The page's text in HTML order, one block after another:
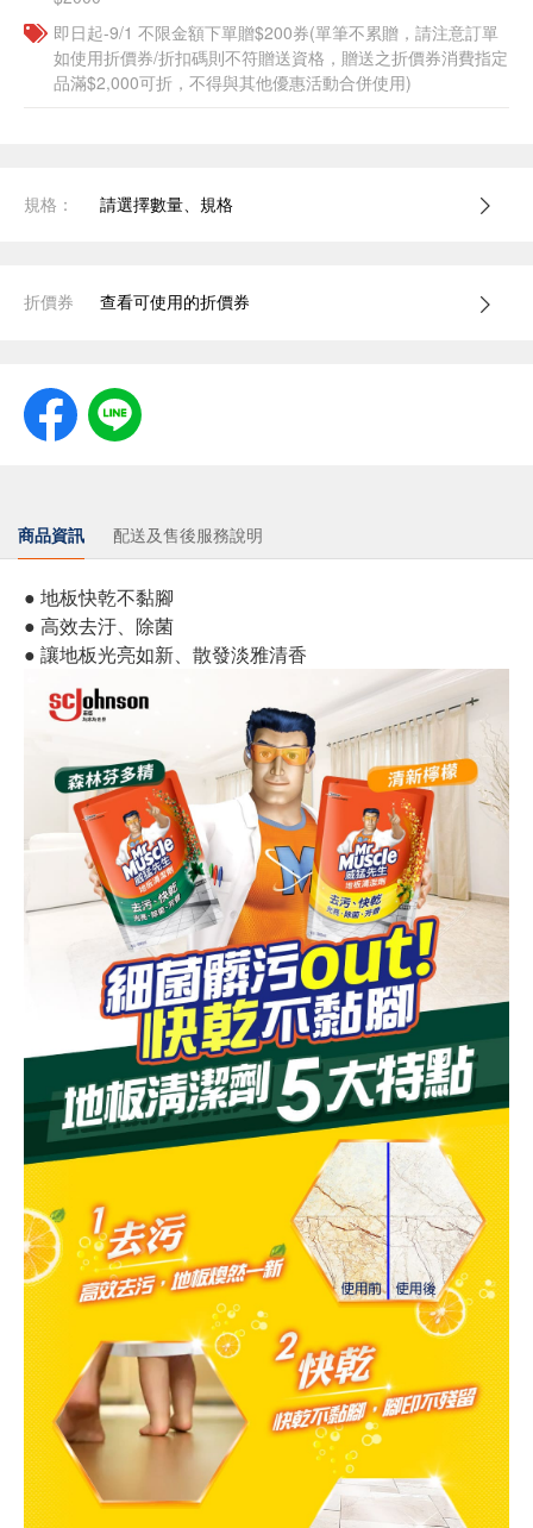
即日起-9/1 不限金額下單贈$200券(單筆不累贈，請注意訂單
如使用折價券/折扣碼則不符贈送資格，贈送之折價券消費指定
品滿$2,000可折，不得與其他優惠活動合併使用)
規格： 請選擇數量、規格
折價券 查看可使用的折價券
商品資訊 配送及售後服務說明
● 地板快乾不黏腳
● 高效去汙、除菌
● 讓地板光亮如新、散發淡雅清香